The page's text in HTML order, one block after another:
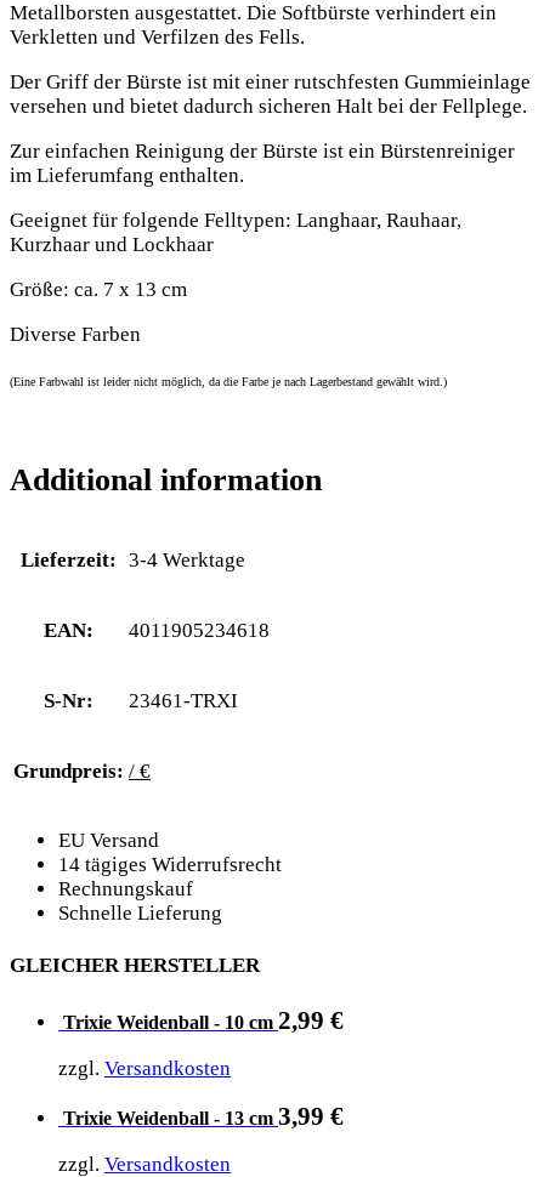
Metallborsten ausgestattet. Die Softbürste verhindert ein
Verkletten und Verfilzen des Fells.
Der Griff der Bürste ist mit einer rutschfesten Gummieinlage
versehen und bietet dadurch sicheren Halt bei der Fellplege.
Zur einfachen Reinigung der Bürste ist ein Bürstenreiniger
im Lieferumfang enthalten.
Geeignet für folgende Felltypen: Langhaar, Rauhaar,
Kurzhaar und Lockhaar
Größe: ca. 7 x 13 cm
Diverse Farben
(Eine Farbwahl ist leider nicht möglich, da die Farbe je nach Lagerbestand gewählt wird.)
Additional information
Lieferzeit: 3-4 Werktage
EAN: 4011905234618
S-Nr: 23461-TRXI
Grundpreis: / €
EU Versand
14 tägiges Widerrufsrecht
Rechnungskauf
Schnelle Lieferung
GLEICHER HERSTELLER
Trixie Weidenball - 10 cm 2,99 €
zzgl. Versandkosten
Trixie Weidenball - 13 cm 3,99 €
zzgl. Versandkosten